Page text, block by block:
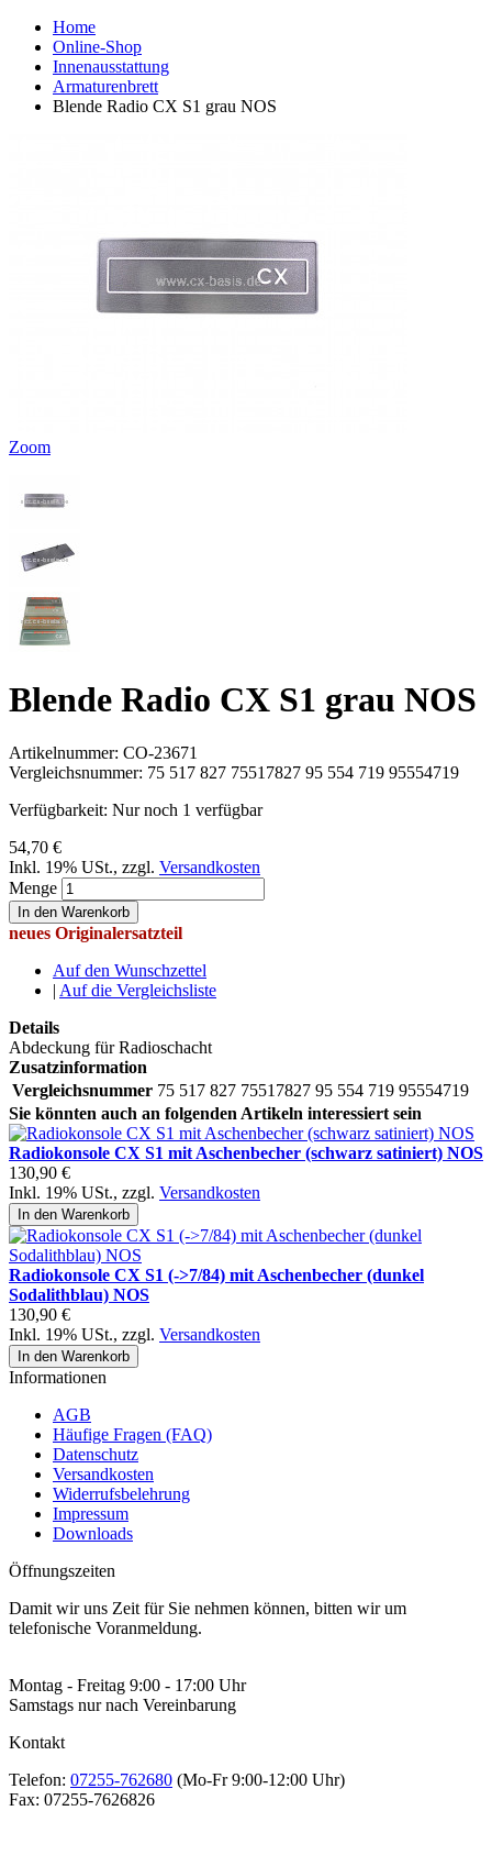
Home
Online-Shop
Innenausstattung
Armaturenbrett
Blende Radio CX S1 grau NOS
Zoom
Blende Radio CX S1 grau NOS
Artikelnummer: CO-23671
Vergleichsnummer: 75 517 827 75517827 95 554 719 95554719
Verfügbarkeit: Nur noch 1 verfügbar
54,70 €
Inkl. 19% USt., zzgl. Versandkosten
Menge
In den Warenkorb
neues Originalersatzteil
Auf den Wunschzettel
| Auf die Vergleichsliste
Details
Abdeckung für Radioschacht
Zusatzinformation
Vergleichsnummer 75 517 827 75517827 95 554 719 95554719
Sie könnten auch an folgenden Artikeln interessiert sein
Radiokonsole CX S1 mit Aschenbecher (schwarz satiniert) NOS
130,90 €
Inkl. 19% USt., zzgl. Versandkosten
In den Warenkorb
Radiokonsole CX S1 (->7/84) mit Aschenbecher (dunkel
Sodalithblau) NOS
130,90 €
Inkl. 19% USt., zzgl. Versandkosten
In den Warenkorb
Informationen
AGB
Häufige Fragen (FAQ)
Datenschutz
Versandkosten
Widerrufsbelehrung
Impressum
Downloads
Öffnungszeiten
Damit wir uns Zeit für Sie nehmen können, bitten wir um
telefonische Voranmeldung.
Montag - Freitag 9:00 - 17:00 Uhr
Samstags nur nach Vereinbarung
Kontakt
Telefon: 07255-762680 (Mo-Fr 9:00-12:00 Uhr)
Fax: 07255-7626826